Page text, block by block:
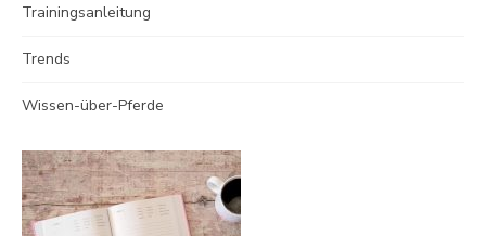
Trainingsanleitung
Trends
Wissen-über-Pferde